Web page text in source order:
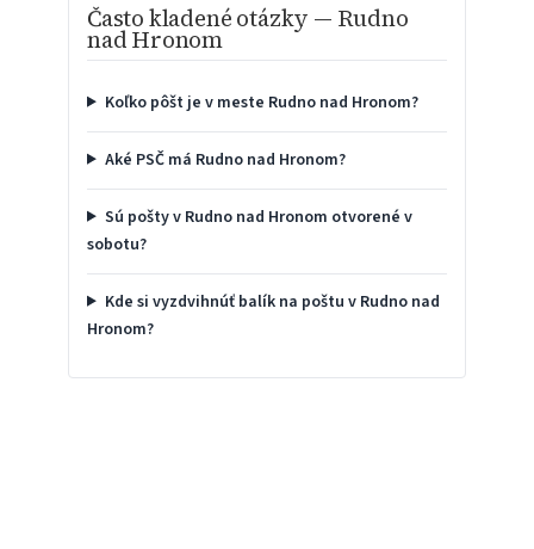
Často kladené otázky — Rudno
nad Hronom
Koľko pôšt je v meste Rudno nad Hronom?
Aké PSČ má Rudno nad Hronom?
Sú pošty v Rudno nad Hronom otvorené v
sobotu?
Kde si vyzdvihnúť balík na poštu v Rudno nad
Hronom?